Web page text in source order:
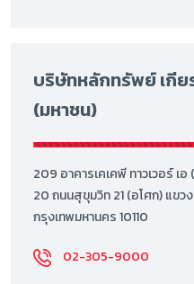
บริษัทหลักทรัพย์ เกี
(มหาชน)
209 อาคารเคเคพี ทาวเวอร์ เ
20 ถนนสุขุมวิท 21 (อโศก) แข
กรุงเทพมหานคร 10110
02-305-9000